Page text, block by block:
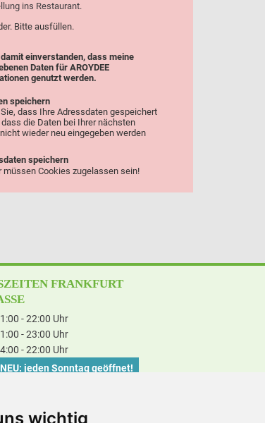
wichtig
ins Restaurant.
Bitte ausfüllen.
einverstanden, dass meine
Daten für AROYDEE
genutzt werden.
speichern
dass Ihre Adressdaten gespeichert
die Daten bei Ihrer nächsten
wieder neu eingegeben werden
speichern
müssen Cookies zugelassen sein!
FRANKFURT
- 22:00 Uhr
- 23:00 Uhr
- 22:00 Uhr
NEU: jeden Sonntag geöffnet!